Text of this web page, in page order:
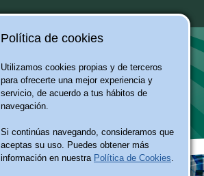
Política de cookies
Utilizamos cookies propias y de terceros
para ofrecerte una mejor experiencia y
servicio, de acuerdo a tus hábitos de
navegación.
Si continúas navegando, consideramos que
aceptas su uso. Puedes obtener más
información en nuestra Política de Cookies.